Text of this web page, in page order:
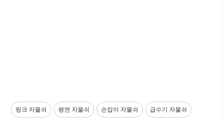
링크 자물쇠 평면 자물쇠 손잡이 자물쇠 급수기 자물쇠